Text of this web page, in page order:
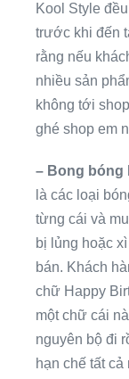
Kool Style
trước khi đến
rằng nếu
nhiều sản
không tới
ghé shop em
– Bong bóng
là các loại
từng cái và
bị lủng hoặc
bán. Khách
chữ Happy
một chữ cái
nguyên bộ đi
hạn chế tất